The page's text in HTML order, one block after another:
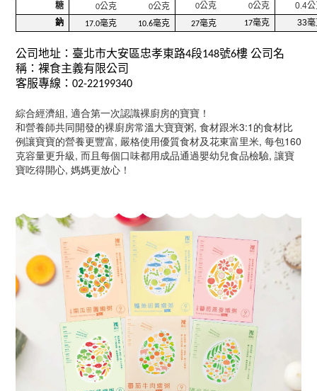
糖 0公克 0公克 0公克 0公克 0.4公
鈉
17.0毫克 10.6毫克 27毫克 17毫克 33
公司地址：臺北市大安區忠孝東路4段148號6樓 公司名
稱：裸食主義有限公司
客服專線： 02-22199340
綜合經濟組, 適合第一次認識裸廚房的寶寶！
和營養師共同開發的裸廚房常溫大寶寶粥, 食材跟米3:1的食材比
例讓寶寶的營養更豐富, 嚴格使用優質食材及花東富里米, 每包160
克容量更升級, 而且每個口味都用成品通過嬰幼兒食品檢驗, 讓寶
寶吃得開心, 媽媽更放心！